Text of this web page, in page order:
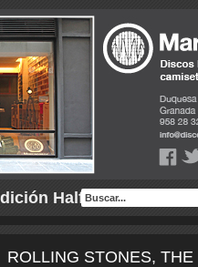
Half Speed M...
ROLLING STONES, THE